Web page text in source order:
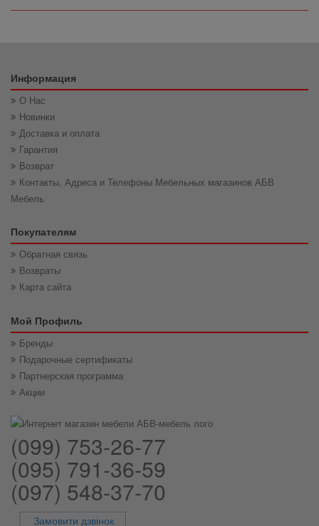
Информация
О Нас
Новинки
Доставка и оплата
Гарантия
Возврат
Контакты, Адреса и Телефоны Мебельных магазинов АБВ
Мебель
Покупателям
Обратная связь
Возвраты
Карта сайта
Мой Профиль
Бренды
Подарочные сертификаты
Партнерская программа
Акции
(099) 753-26-77
(095) 791-36-59
(097) 548-37-70
Замовити дзвінок